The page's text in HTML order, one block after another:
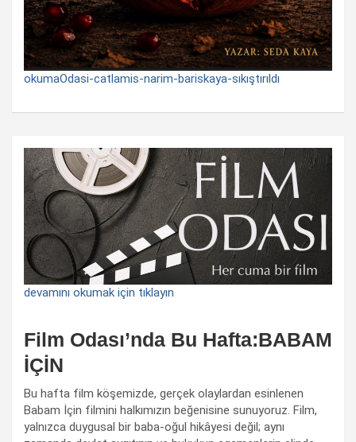
okumaOdasi-catlamis-narim-bariskaya-sıkıştırıldı
devamını okumak için tıklayın
Film Odası’nda Bu Hafta:BABAM
İÇİN
Bu hafta film köşemizde, gerçek olaylardan esinlenen
Babam İçin filmini halkımızın beğenisine sunuyoruz. Film,
yalnızca duygusal bir baba-oğul hikâyesi değil; aynı